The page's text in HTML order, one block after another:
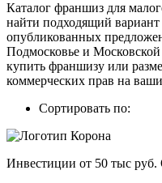
Каталог франшиз для
найти подходящий вариант
опубликованных
Подмосковье и
купить франшизу или
коммерческих прав на
Сортировать по:
Инвестиции от 50 тыс руб.